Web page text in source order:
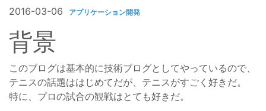
2016-03-06 アプリケーション開発
背景
このブログは基本的に技術ブログとしてやっているので、
テニスの話題ははじめてだが、テニスがすごく好きだ。
特に、プロの試合の観戦はとても好きだ。